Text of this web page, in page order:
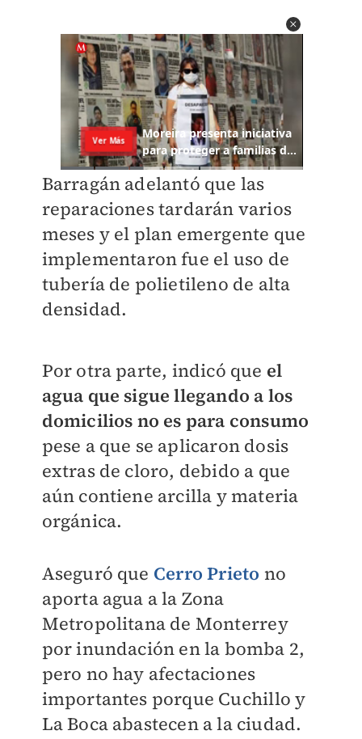
Barragán adelantó que las
reparaciones tardarán varios
meses y el plan emergente que
implementaron fue el uso de
tubería de polietileno de alta
densidad.
Por otra parte, indicó que el
agua que sigue llegando a los
domicilios no es para consumo
pese a que se aplicaron dosis
extras de cloro, debido a que
aún contiene arcilla y materia
orgánica.
Aseguró que Cerro Prieto no
aporta agua a la Zona
Metropolitana de Monterrey
por inundación en la bomba 2,
pero no hay afectaciones
importantes porque Cuchillo y
La Boca abastecen a la ciudad.